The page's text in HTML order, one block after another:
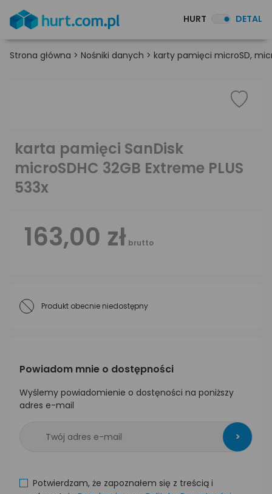
HURT DETAL
Strona główna > Nośniki danych > karty pamięci microSD,
karta pamięci SanDisk
microSDHC 32GB Extreme PLUS
533x
163,00 zł brutto
Produkt obecnie niedostępny
Powiadom mnie o dostępności
Wyślemy powiadomienie o dostęności na poniższy
adres e-mail
>
Potwierdzam, że zapoznałem się z treścią i